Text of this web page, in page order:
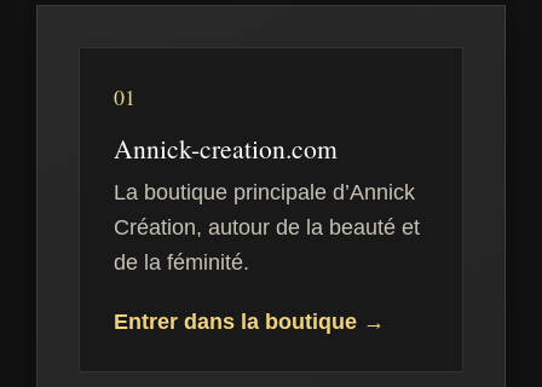
01
Annick-creation.com
La boutique principale d’Annick
Création, autour de la beauté et
de la féminité.
Entrer dans la boutique →